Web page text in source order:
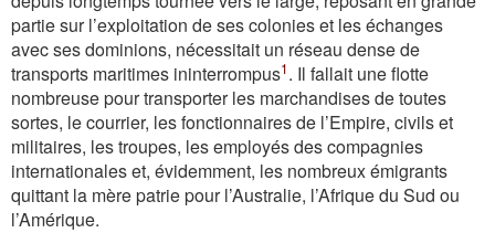
partie sur l’exploitation de ses colonies et les échanges
avec ses dominions, nécessitait un réseau dense de
transports maritimes ininterrompus1. Il fallait une flotte
nombreuse pour transporter les marchandises de toutes
sortes, le courrier, les fonctionnaires de l’Empire, civils et
militaires, les troupes, les employés des compagnies
internationales et, évidemment, les nombreux émigrants
quittant la mère patrie pour l’Australie, l’Afrique du Sud ou
l’Amérique.